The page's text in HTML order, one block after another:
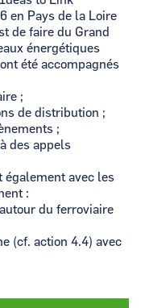
en Pays de la Loire
de faire du Grand
énergétiques
été accompagnés
;
de distribution ;
;
des appels
également avec les
:
du ferroviaire
(cf. action 4.4) avec